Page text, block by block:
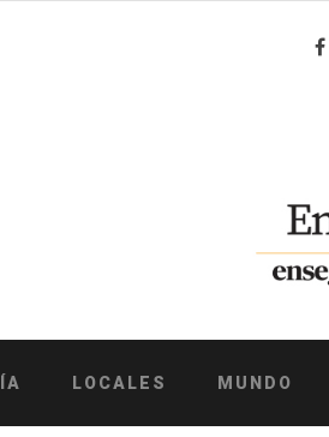
LOCALES MUNDO